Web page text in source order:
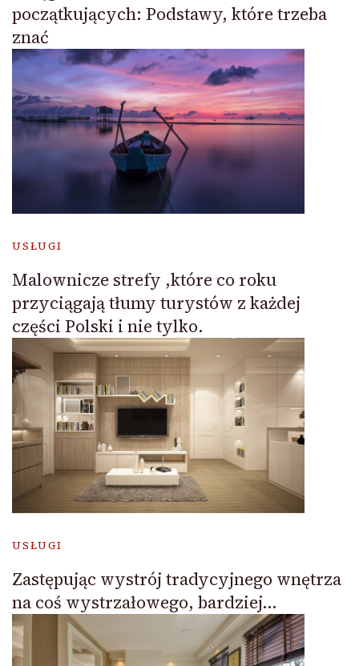
początkujących: Podstawy, które trzeba
znać
USŁUGI
Malownicze strefy ,które co roku
przyciągają tłumy turystów z każdej
części Polski i nie tylko.
USŁUGI
Zastępując wystrój tradycyjnego wnętrza
na coś wystrzałowego, bardziej…